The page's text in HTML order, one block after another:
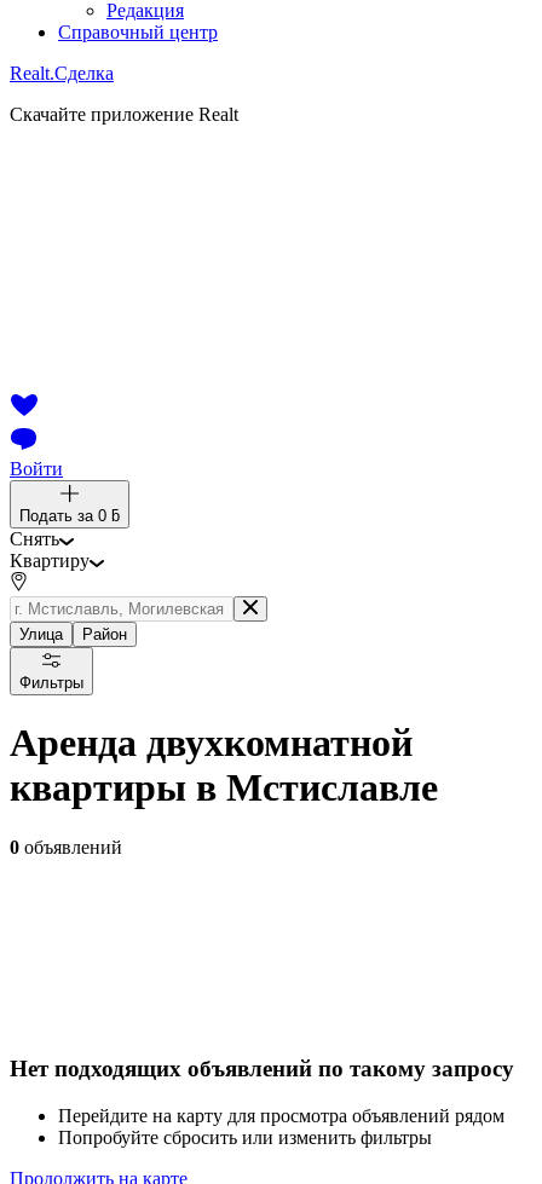
Редакция
Справочный центр
Realt.Сделка
Скачайте приложение Realt
Войти
Подать за 0 ƃ
Снять
Квартиру
Улица Район
Фильтры
Аренда двухкомнатной
квартиры в Мстиславле
0 объявлений
Нет подходящих объявлений по такому запросу
Перейдите на карту для просмотра объявлений рядом
Попробуйте сбросить или изменить фильтры
Продолжить на карте